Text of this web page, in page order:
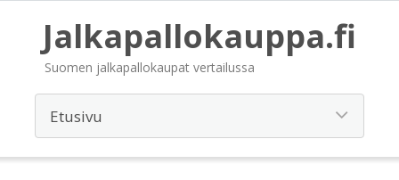
Jalkapallokauppa.fi
Suomen jalkapallokaupat vertailussa